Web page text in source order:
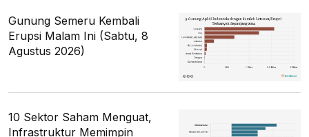
Gunung Semeru Kembali
Erupsi Malam Ini (Sabtu, 8
Agustus 2026)
10 Sektor Saham Menguat,
Infrastruktur Memimpin